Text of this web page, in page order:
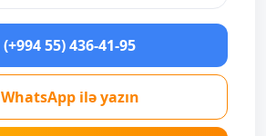
(+994 55) 436-41-95
WhatsApp ilə yazın